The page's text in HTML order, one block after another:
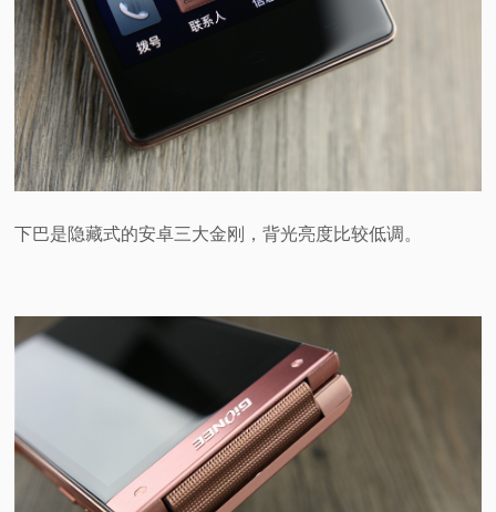
下巴是隐藏式的安卓三大金刚，背光亮度比较低调。